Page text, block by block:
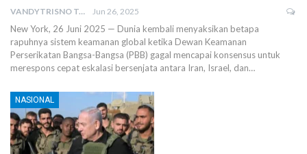
VANDYTRISNO TALUMEPA Jun 26, 2025
New York, 26 Juni 2025 — Dunia kembali menyaksikan betapa
rapuhnya sistem keamanan global ketika Dewan Keamanan
Perserikatan Bangsa-Bangsa (PBB) gagal mencapai konsensus untuk
merespons cepat eskalasi bersenjata antara Iran, Israel, dan…
NASIONAL